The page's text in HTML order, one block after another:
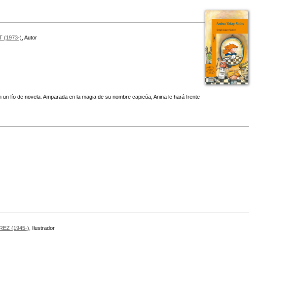
(1973-) , Autor
lío de novela. Amparada en la magia de su nombre capicúa, Anina le hará frente
(1945-) , Ilustrador